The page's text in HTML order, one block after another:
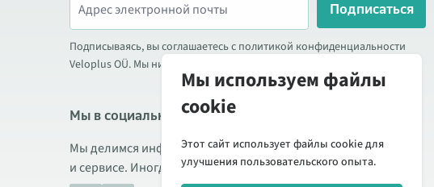
Подписаться
Подписываясь, вы соглашаетесь с политикой конфиденциальности
Veloplus OÜ. Мы никогда не передаём ваши данные третьим лицам.
Мы в социальных сетях
Мы делимся информацией о выгодных акциях, новых товарах
и сервисе. Иногда публикуем обзоры продукции.
Мы используем файлы
cookie
Этот сайт использует файлы cookie для
улучшения пользовательского опыта.